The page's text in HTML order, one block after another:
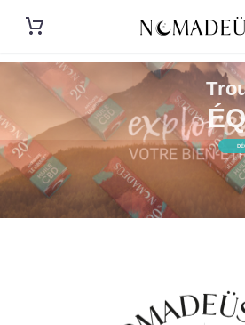
EN DÉCOUVRANT NOS PRODUITS